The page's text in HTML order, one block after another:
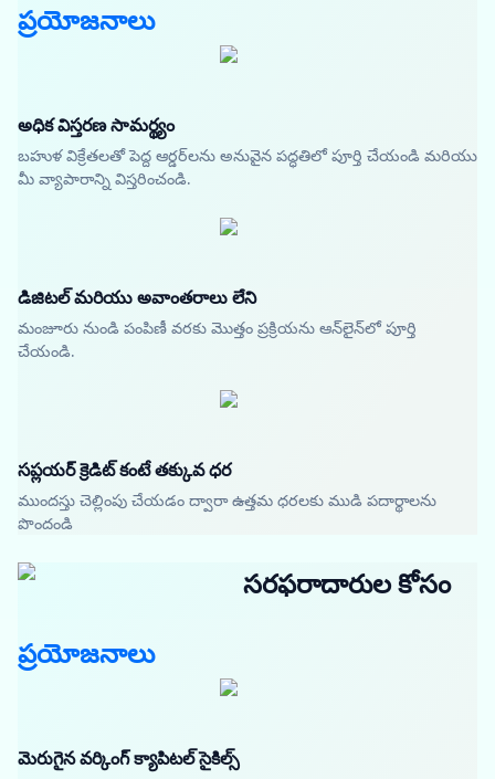
ప్రయోజనాలు
అధిక విస్తరణ సామర్థ్యం
బహుళ విక్రేతలతో పెద్ద ఆర్డర్‌లను అనువైన పద్ధతిలో పూర్తి చేయండి మరియు
మీ వ్యాపారాన్ని విస్తరించండి.
డిజిటల్ మరియు అవాంతరాలు లేని
మంజూరు నుండి పంపిణీ వరకు మొత్తం ప్రక్రియను ఆన్‌లైన్‌లో పూర్తి
చేయండి.
సప్లయర్ క్రెడిట్ కంటే తక్కువ ధర
ముందస్తు చెల్లింపు చేయడం ద్వారా ఉత్తమ ధరలకు ముడి పదార్థాలను
పొందండి
సరఫరాదారుల కోసం
ప్రయోజనాలు
మెరుగైన వర్కింగ్ క్యాపిటల్ సైకిల్స్